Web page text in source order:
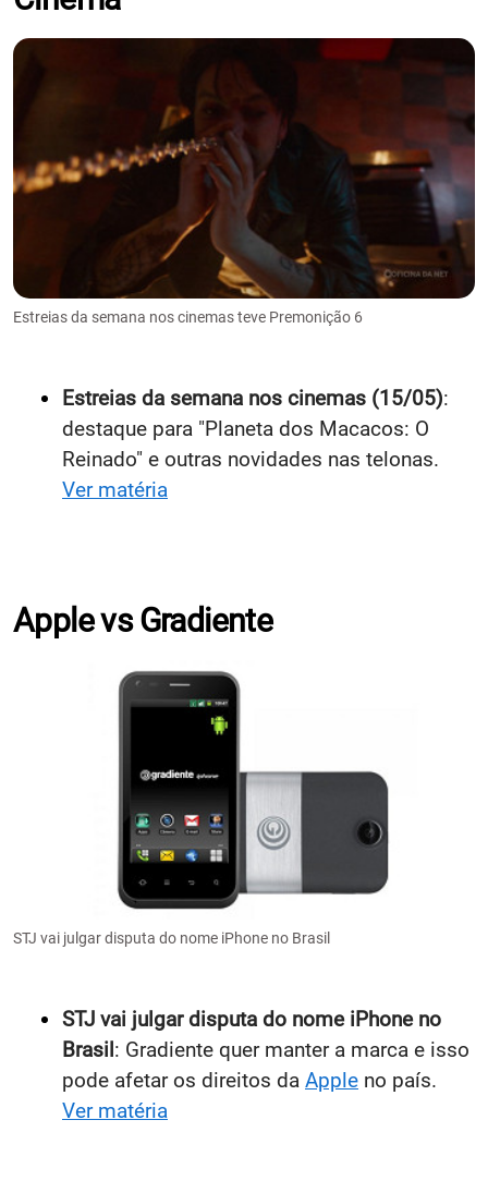
Estreias da semana nos cinemas teve Premonição 6
Estreias da semana nos cinemas (15/05):
destaque para "Planeta dos Macacos: O
Reinado" e outras novidades nas telonas.
Ver matéria
Apple vs Gradiente
STJ vai julgar disputa do nome iPhone no Brasil
STJ vai julgar disputa do nome iPhone no
Brasil: Gradiente quer manter a marca e isso
pode afetar os direitos da Apple no país.
Ver matéria